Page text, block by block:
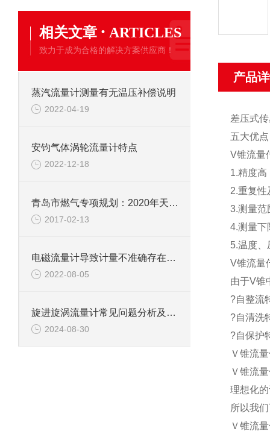
相关文章 · ARTICLES
致力于成为合格的解决方案供应商！
蒸汽流量计测量有无温压补偿说明
2022-04-19
安钧气体涡轮流量计特点
2022-12-18
青岛市燃气专项规划：2020年天然气管网“镇镇通”
2017-02-13
电磁流量计导致计量不准确存在的问题
2022-08-05
旋进旋涡流量计常见问题分析及解决方法
2024-08-30
产品
差压式
五大优
V锥流量
1.精度高
2.重复性
3.测量范
4.测量下
5.温度
V锥流量
由于V锥
?自整流
?自清洗
?自保护
Ｖ锥流
Ｖ锥流
理想化
所以我
Ｖ锥流